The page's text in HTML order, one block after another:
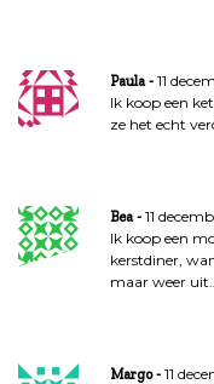
Paula
11
Ik koop een
ze het echt
Bea
11
Ik koop een
kerstdiner,
maar weer
Margo 11